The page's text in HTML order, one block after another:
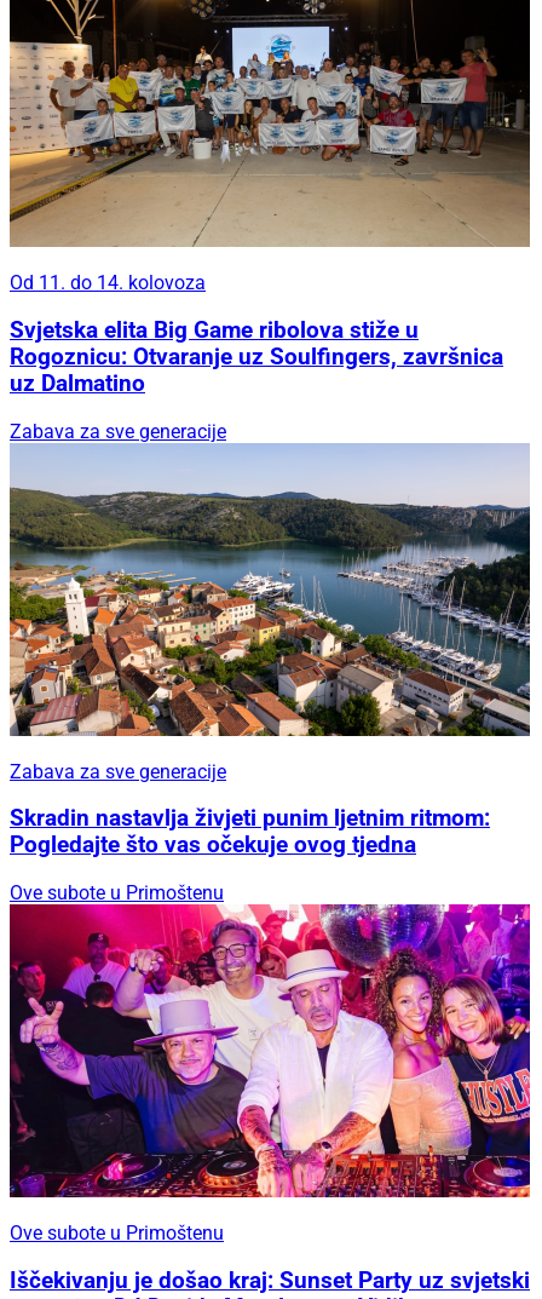
Od 11. do 14. kolovoza
Svjetska elita Big Game ribolova stiže u
Rogoznicu: Otvaranje uz Soulfingers, završnica
uz Dalmatino
Zabava za sve generacije
Zabava za sve generacije
Skradin nastavlja živjeti punim ljetnim ritmom:
Pogledajte što vas očekuje ovog tjedna
Ove subote u Primoštenu
Ove subote u Primoštenu
Iščekivanju je došao kraj: Sunset Party uz svjetski